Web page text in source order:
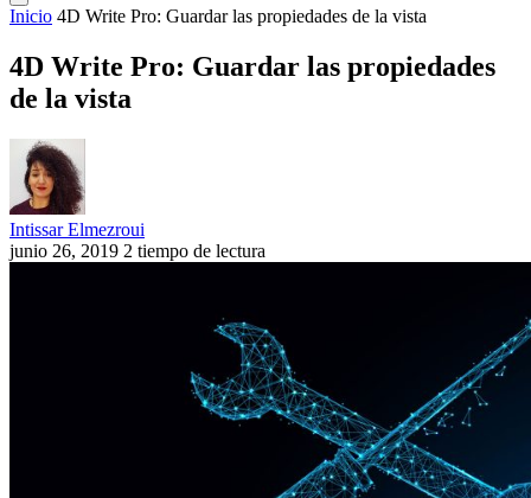
Inicio 4D Write Pro: Guardar las propiedades de la vista
4D Write Pro: Guardar las propiedades
de la vista
Intissar Elmezroui
junio 26, 2019 2 tiempo de lectura